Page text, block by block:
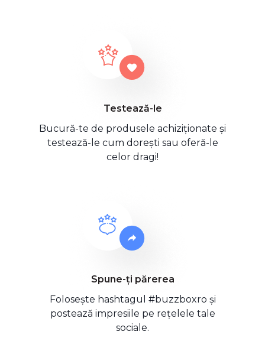
Testează-le
Bucură-te de produsele achiziționate și
testează-le cum dorești sau oferă-le
celor dragi!
Spune-ți părerea
Folosește hashtagul #buzzboxro și
postează impresiile pe rețelele tale
sociale.